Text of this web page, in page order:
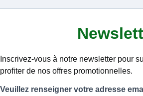
& Gaillard - Edizione 2010:
sostenuto. Naso marcato
di resina, di cera d'api, la
il suo equilibrio, una certa
la sua nota finale speziata e
».